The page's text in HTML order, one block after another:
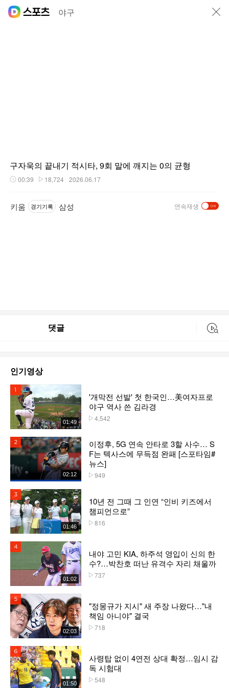
야구
구자욱의 끝내기 적시타, 9회 말에 깨지는 0의 균형
00:39 18,724 2026.06.17
키움 경기기록 삼성 연속재생
댓글
인기영상
01:49
'개막전 선발' 첫 한국인…美여자프로
야구 역사 쓴 김라경
4,542
02:12
이정후, 5G 연속 안타로 3할 사수… S
F는 텍사스에 무득점 완패 [스포타임#
뉴스]
949
01:46
10년 전 그때 그 인연 “인비 키즈에서
챔피언으로”
816
01:02
내야 고민 KIA, 하주석 영입이 신의 한
수?…박찬호 떠난 유격수 자리 채울까
737
02:03
"정몽규가 지시" 새 주장 나왔다…"내
책임 아니야" 결국
718
01:50
사령탑 없이 4연전 상대 확정…임시 감
독 시험대
548